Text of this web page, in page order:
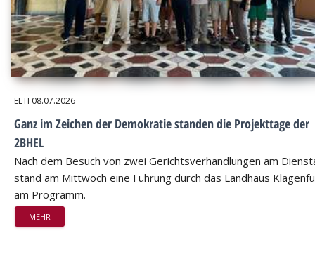
ELTI 08.07.2026
Ganz im Zeichen der Demokratie standen die Projekttage der
2BHEL
Nach dem Besuch von zwei Gerichtsverhandlungen am
stand am Mittwoch eine Führung durch das Landhaus
am Programm.
MEHR